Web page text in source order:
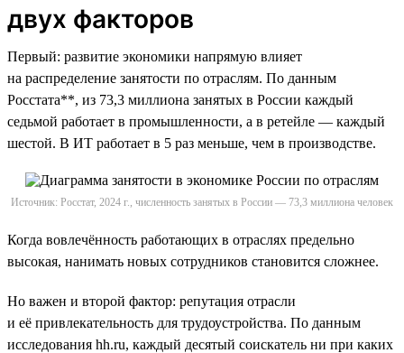
двух факторов
Первый: развитие экономики напрямую влияет
на распределение занятости по отраслям. По данным
Росстата**, из 73,3 миллиона занятых в России каждый
седьмой работает в промышленности, а в ретейле — каждый
шестой. В ИТ работает в 5 раз меньше, чем в производстве.
Источник: Росстат, 2024 г., численность занятых в России — 73,3 миллиона человек
Когда вовлечённость работающих в отраслях предельно
высокая, нанимать новых сотрудников становится сложнее.
Но важен и второй фактор: репутация отрасли
и её привлекательность для трудоустройства. По данным
исследования hh.ru, каждый десятый соискатель ни при каких